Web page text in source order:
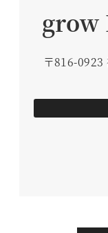
grow
〒816-0923